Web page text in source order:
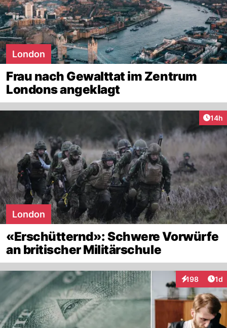
London
Frau nach Gewalttat im Zentrum
Londons angeklagt
14h
London
«Erschütternd»: Schwere Vorwürfe
an britischer Militärschule
198
Interaktionen
1d